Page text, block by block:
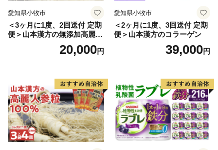
愛知県小牧市
＜3ヶ月に1度、2回送付 定期
便＞山本漢方の無添加高麗人
20,000円
愛知県小牧市
＜2ヶ月に1度、3回送付 定期
便＞山本漢方のコラーゲン
39,000円